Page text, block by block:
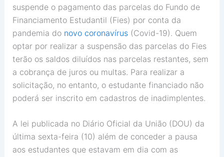
suspende o pagamento das parcelas do Fundo de
Financiamento Estudantil (Fies) por conta da
pandemia do novo coronavírus(Covid-19). Quem
optar por realizar a suspensão das parcelas do Fies
terão os saldos diluídos nas parcelas restantes, sem
a cobrança de juros ou multas. Para realizar a
solicitação, no entanto, o estudante financiado não
poderá ser inscrito em cadastros de inadimplentes.
A lei publicada no Diário Oficial da União (DOU) da
última sexta-feira (10) além de conceder a pausa
aos estudantes que estavam em dia com as